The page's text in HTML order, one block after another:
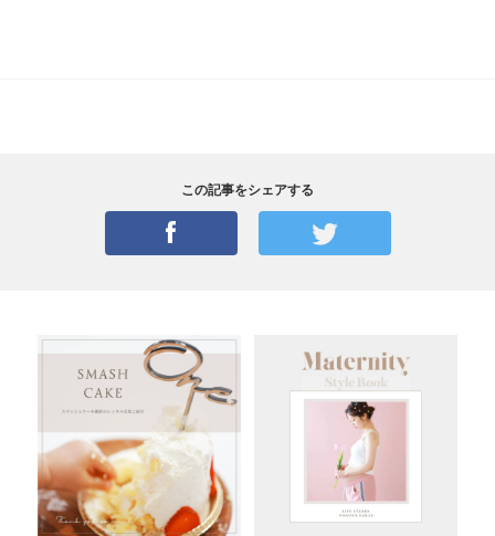
この記事をシェアする